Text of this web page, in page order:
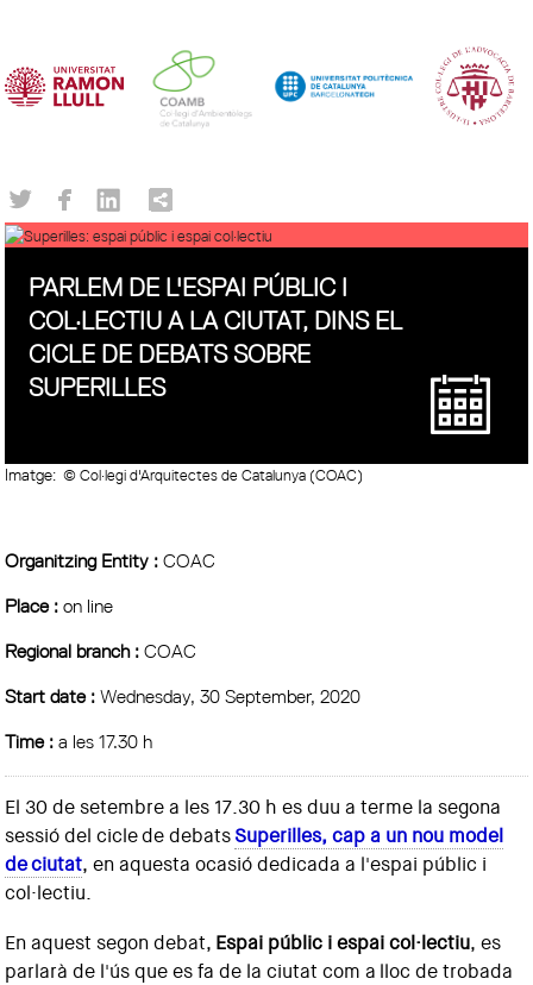
PARLEM DE L'ESPAI PÚBLIC I
COL·LECTIU A LA CIUTAT, DINS EL
CICLE DE DEBATS SOBRE
SUPERILLES
Imatge: © Col·legi d'Arquitectes de Catalunya (COAC)
Organitzing Entity :COAC
Place :on line
Regional branch :COAC
Start date :Wednesday, 30 September, 2020
Time :a les 17.30 h
El 30 de setembre a les 17.30 h es duu a terme la segona
sessió del ciclede debatsSuperilles, cap a un nou model
deciutat, en aquesta ocasió dedicada a l'espai públic i
col·lectiu.
En aquest segon debat, Espai públic i espai col·lectiu, es
parlarà de l'ús que es fa de la ciutat com a lloc de trobada